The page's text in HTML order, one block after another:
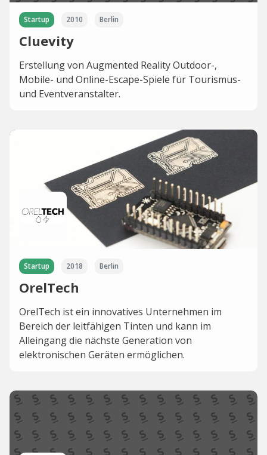
Startup 2010 Berlin
Cluevity
Erstellung von Augmented Reality Outdoor-,
Mobile- und Online-Escape-Spiele für Tourismus-
und Eventveranstalter.
Startup 2018 Berlin
OrelTech
OrelTech ist ein innovatives Unternehmen im
Bereich der leitfähigen Tinten und kann im
Alleingang die nächste Generation von
elektronischen Geräten ermöglichen.